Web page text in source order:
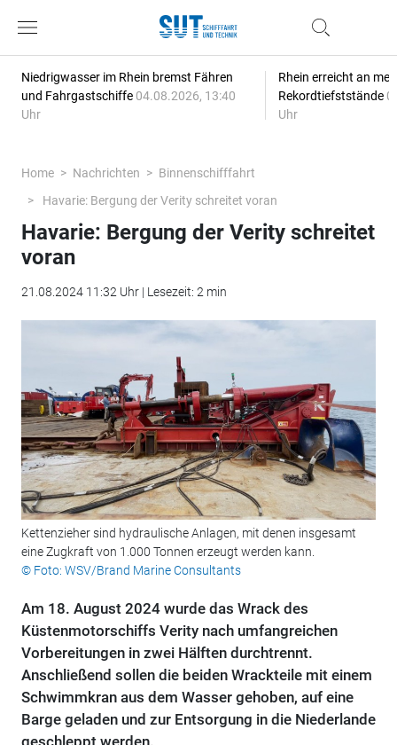
Niedrigwasser im Rhein bremst Fähren
und Fahrgastschiffe 04.08.2026, 13:40
Uhr
Rhein erreicht an
Rekordtiefststände
Uhr
Home Nachrichten
Binnenschifffahrt
Havarie: Bergung der Verity schreitet voran
Havarie: Bergung der Verity schreitet
voran
21.08.2024 11:32 Uhr | Lesezeit: 2 min
Kettenzieher sind hydraulische Anlagen, mit denen insgesamt
eine Zugkraft von 1.000 Tonnen erzeugt werden kann.
© Foto: WSV/Brand Marine Consultants
Am 18. August 2024 wurde das Wrack des
Küstenmotorschiffs Verity nach umfangreichen
Vorbereitungen in zwei Hälften durchtrennt.
Anschließend sollen die beiden Wrackteile mit einem
Schwimmkran aus dem Wasser gehoben, auf eine
Barge geladen und zur Entsorgung in die Niederlande